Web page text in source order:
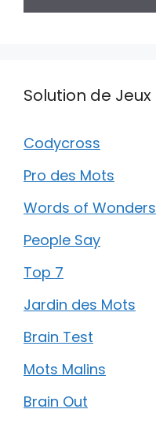
Solution de Jeux
Codycross
Pro des Mots
Words of Wonders
People Say
Top 7
Jardin des Mots
Brain Test
Mots Malins
Brain Out